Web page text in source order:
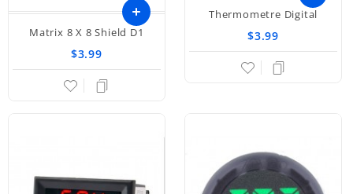
Matrix 8 X 8 Shield D1
$3.99
Thermometre Digital
$3.99
Ajouter
au